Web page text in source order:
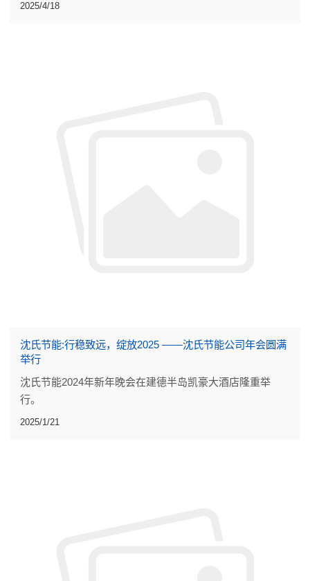
2025/4/18
沈氏节能:行稳致远，绽放2025 ——沈氏节能公司年会圆满
举行
沈氏节能2024年新年晚会在建德半岛凯豪大酒店隆重举
行。
2025/1/21